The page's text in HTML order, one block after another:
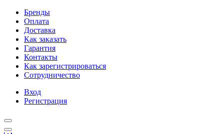
Бренды
Оплата
Доставка
Как заказать
Гарантия
Контакты
Как зарегистрироваться
Сотрудничество
Вход
Регистрация